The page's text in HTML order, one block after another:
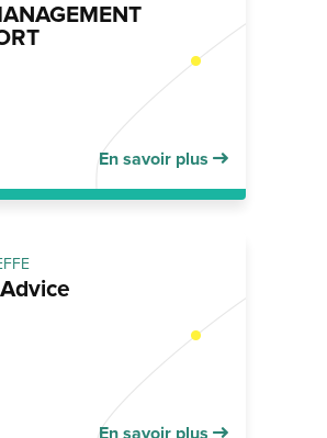
En savoir plus
En savoir plus